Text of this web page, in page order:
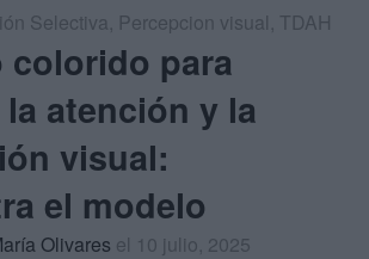
Selectiva, Percepcion visual, TDAH
colorido para
atención y la
visual:
el modelo
Olivares el 10 julio, 2025